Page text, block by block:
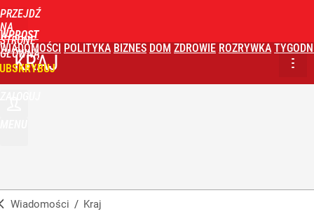
PRZEJDŹ
NA
STRONĘ
GŁÓWNĄ
WPROST
WIADOMOŚCI POLITYKA BIZNES DOM ZDROWIE ROZRYWKA
KRAJ
Wiadomości / Kraj